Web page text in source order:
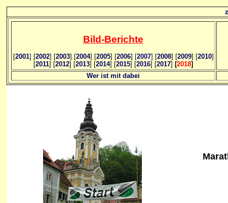
Bild-Berichte
[2001] [2002] [2003] [2004] [2005] [2006] [2007] [2008] [2009] [2010]
[2011] [2012] [2013] [2014] [2015] [2016] [2017] [2018]
Wer ist mit dabei